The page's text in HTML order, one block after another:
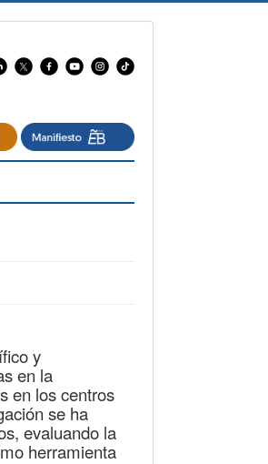
y
en la
en los centros
se ha
evaluando la
herramienta